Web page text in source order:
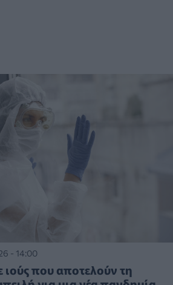
- 14:00
ιούς που αποτελούν τη